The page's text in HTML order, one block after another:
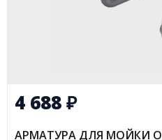
4 688₽
АРМАТУРА ДЛЯ МОЙКИ